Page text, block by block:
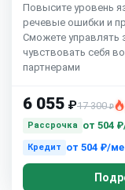
Повысите уровень
речевые ошибки и
Сможете управлять
чувствовать себя
партнерами
6 055 ₽17 300₽
Рассрочка
от 504
Кредит от 504 ₽/